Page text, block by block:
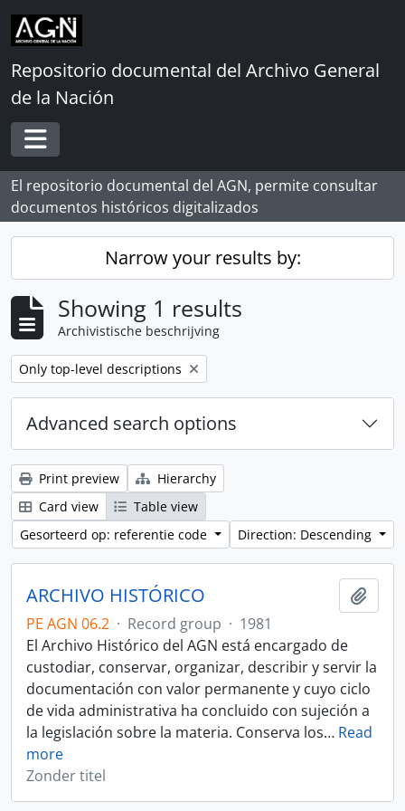
Skip to main content
Repositorio documental del Archivo General
de la Nación
Toggle navigation
El repositorio documental del AGN, permite consultar
documentos históricos digitalizados
Narrow your results by:
Showing 1 results
Archivistische beschrijving
Remove filter:
Only top-level descriptions
Advanced search options
Print preview
Hierarchy
Card view
Table view
Gesorteerd op: referentie code
Direction: Descending
ARCHIVO HISTÓRICO
PE AGN 06.2 · Record group · 1981
El Archivo Histórico del AGN está encargado de
custodiar, conservar, organizar, describir y servir la
documentación con valor permanente y cuyo ciclo
de vida administrativa ha concluido con sujeción a
la legislación sobre la materia. Conserva los… Read
more
Zonder titel